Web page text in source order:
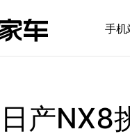
手机
日产NX8